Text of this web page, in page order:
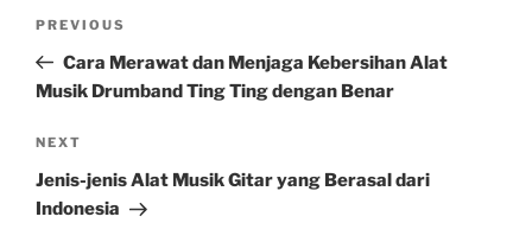
Previous
Post
PREVIOUS
Cara Merawat dan Menjaga Kebersihan Alat
Musik Drumband Ting Ting dengan Benar
Next
Post
NEXT
Jenis-jenis Alat Musik Gitar yang Berasal dari
Indonesia